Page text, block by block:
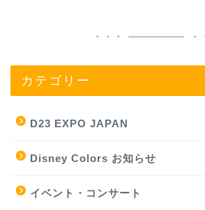
カテゴリー
D23 EXPO JAPAN
Disney Colors お知らせ
イベント・コンサート